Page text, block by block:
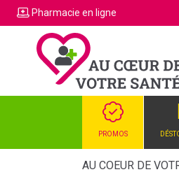
Pharmacie en ligne
PROMOS
AU COEUR DE